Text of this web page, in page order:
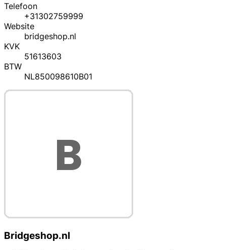
Telefoon
+31302759999
Website
bridgeshop.nl
KVK
51613603
BTW
NL850098610B01
Bridgeshop.nl